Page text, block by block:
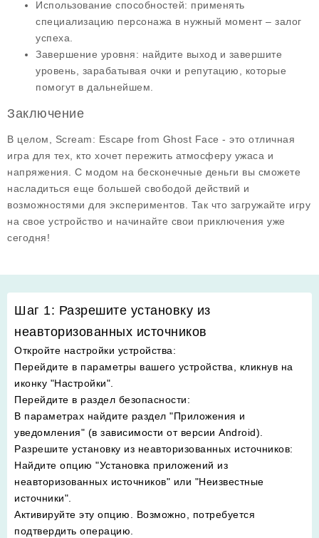
Использование способностей: применять
специализацию персонажа в нужный момент – залог
успеха.
Завершение уровня: найдите выход и завершите
уровень, зарабатывая очки и репутацию, которые
помогут в дальнейшем.
Заключение
В целом, Scream: Escape from Ghost Face - это отличная
игра для тех, кто хочет пережить атмосферу ужаса и
напряжения. С модом на бесконечные деньги вы сможете
насладиться еще большей свободой действий и
возможностями для экспериментов. Так что загружайте игру
на свое устройство и начинайте свои приключения уже
сегодня!
Шаг 1: Разрешите установку из
неавторизованных источников
Откройте настройки устройства:
Перейдите в параметры вашего устройства, кликнув на
иконку "Настройки".
Перейдите в раздел безопасности:
В параметрах найдите раздел "Приложения и
уведомления" (в зависимости от версии Android).
Разрешите установку из неавторизованных источников:
Найдите опцию "Установка приложений из
неавторизованных источников" или "Неизвестные
источники".
Активируйте эту опцию. Возможно, потребуется
подтвердить операцию.